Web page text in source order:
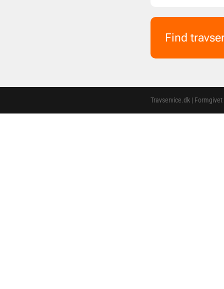
Find
Travservice.dk |